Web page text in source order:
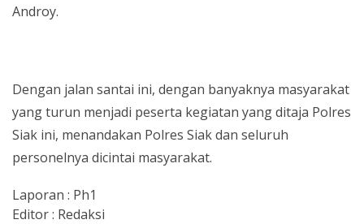
Androy.
Dengan jalan santai ini, dengan banyaknya masyarakat
yang turun menjadi peserta kegiatan yang ditaja Polres
Siak ini, menandakan Polres Siak dan seluruh
personelnya dicintai masyarakat.
Laporan : Ph1
Editor : Redaksi